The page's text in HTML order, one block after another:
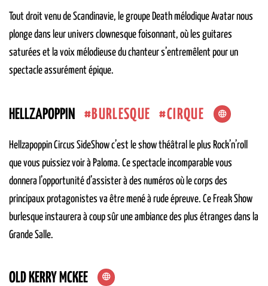
Tout droit venu de Scandinavie, le groupe Death mélodique Avatar nous
plonge dans leur univers clownesque foisonnant, où les guitares
saturées et la voix mélodieuse du chanteur s’entremêlent pour un
spectacle assurément épique.
HELLZAPOPPIN BURLESQUE CIRQUE
Hellzapoppin Circus SideShow c’est le show théâtral le plus Rock’n’roll
que vous puissiez voir à Paloma. Ce spectacle incomparable vous
donnera l’opportunité d’assister à des numéros où le corps des
principaux protagonistes va être mené à rude épreuve. Ce Freak Show
burlesque instaurera à coup sûr une ambiance des plus étranges dans la
Grande Salle.
OLD KERRY MCKEE